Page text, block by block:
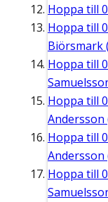
Hoppa till
Hoppa till
Biörsmark
Hoppa till
Hoppa till
Andersson
Hoppa till
Andersson
Hoppa till